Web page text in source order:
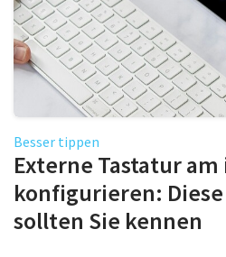
Besser tippen
Externe Tastatur
konfigurieren:
sollten Sie kennen